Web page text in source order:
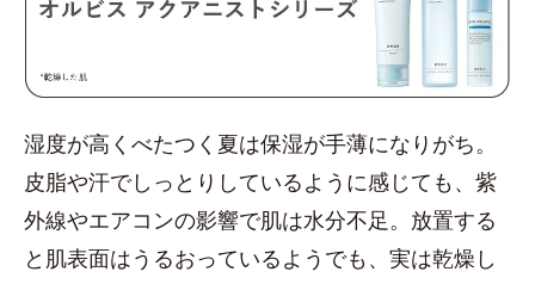
湿度が高くべたつく夏は保湿が手薄になりがち。
皮脂や汗でしっとりしているように感じても、紫
外線やエアコンの影響で肌は水分不足。放置する
と肌表面はうるおっているようでも、実は乾燥し